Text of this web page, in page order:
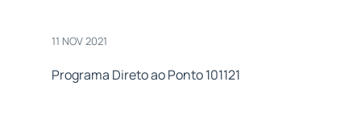
11 NOV 2021
Programa Direto ao Ponto 101121